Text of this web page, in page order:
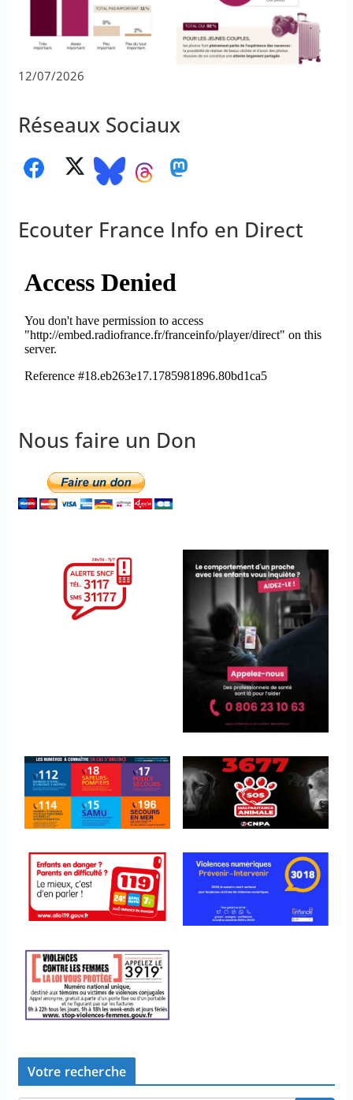
12/07/2026
Réseaux Sociaux
Ecouter France Info en Direct
Nous faire un Don
Votre recherche